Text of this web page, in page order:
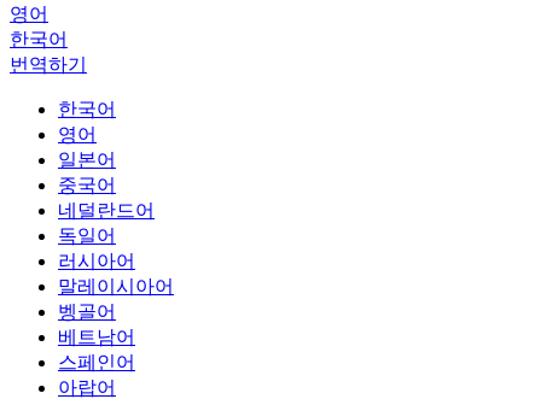
영어
한국어
번역하기
한국어
영어
일본어
중국어
네덜란드어
독일어
러시아어
말레이시아어
벵골어
베트남어
스페인어
아랍어